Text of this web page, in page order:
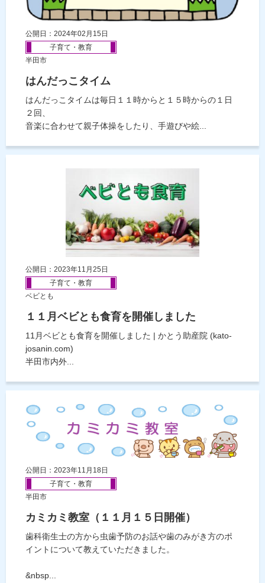
公開日：2024年02月15日
子育て・教育
半田市
はんだっこタイム
はんだっこタイムは毎日１１時からと１５時からの１日
２回、
音楽に合わせて親子体操をしたり、手遊びや絵...
公開日：2023年11月25日
子育て・教育
ベビとも
１１月ベビとも食育を開催しました
11月ベビとも食育を開催しました | かとう助産院 (kato-
josanin.com)
半田市内外...
公開日：2023年11月18日
子育て・教育
半田市
カミカミ教室（１１月１５日開催）
歯科衛生士の方から虫歯予防のお話や歯のみがき方のポ
イントについて教えていただきました。
&nbsp...